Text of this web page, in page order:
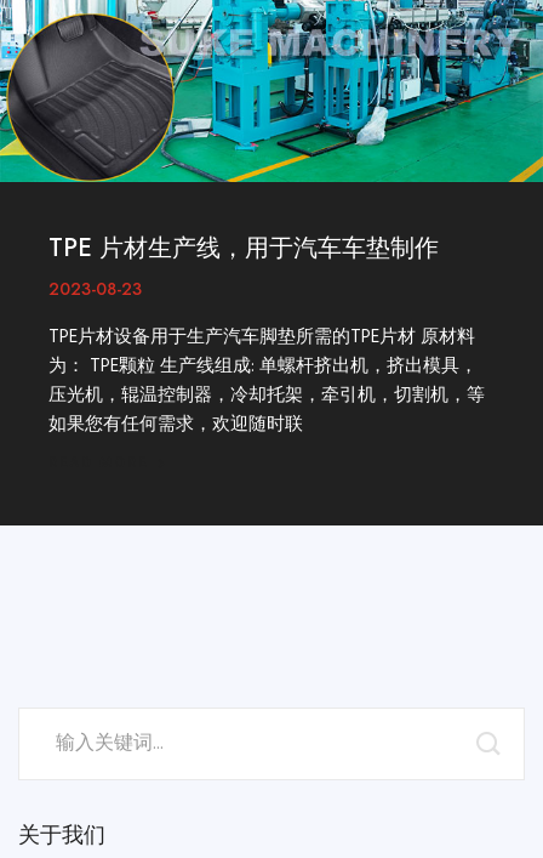
TPE 片材生产线，用于汽车车垫制作
2023-08-23
TPE片材设备用于生产汽车脚垫所需的TPE片材 原材料
为： TPE颗粒 生产线组成: 单螺杆挤出机，挤出模具，
压光机，辊温控制器，冷却托架，牵引机，切割机，等
如果您有任何需求，欢迎随时联
关于我们